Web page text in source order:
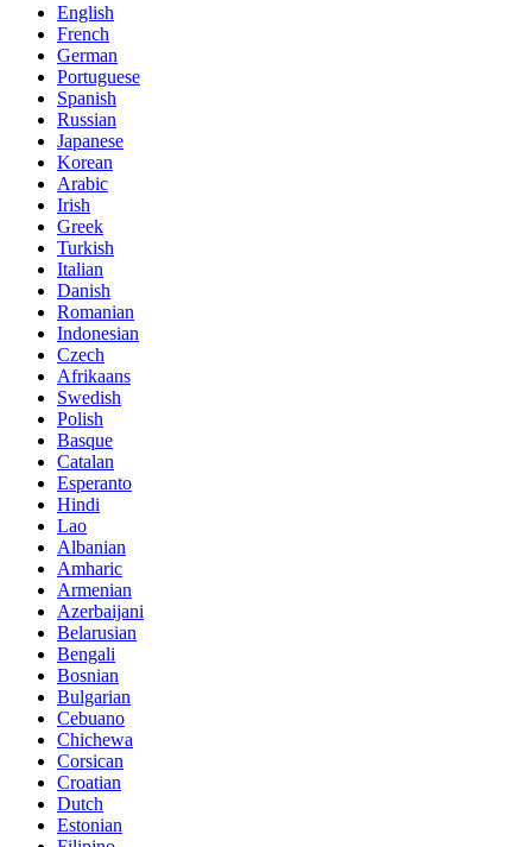
English
French
German
Portuguese
Spanish
Russian
Japanese
Korean
Arabic
Irish
Greek
Turkish
Italian
Danish
Romanian
Indonesian
Czech
Afrikaans
Swedish
Polish
Basque
Catalan
Esperanto
Hindi
Lao
Albanian
Amharic
Armenian
Azerbaijani
Belarusian
Bengali
Bosnian
Bulgarian
Cebuano
Chichewa
Corsican
Croatian
Dutch
Estonian